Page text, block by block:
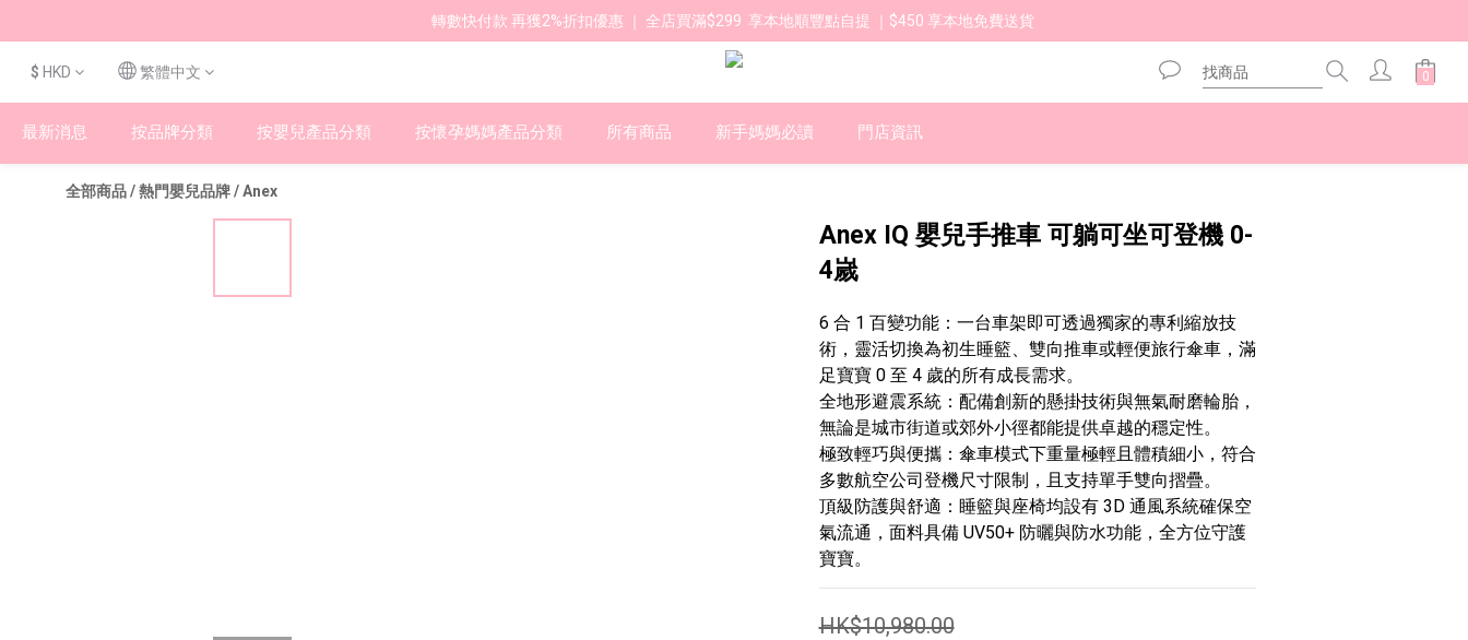
轉數快付款 再獲2%折扣優惠 ｜ 全店買滿$299  享本地順豐點自提 ｜$450 享本地免費送貨
$ HKD 繁體中文
最新消息 按品牌分類 按嬰兒產品分類 按懷孕媽媽產品分類 所有商品 新手媽媽必讀 門店資訊
全部商品/熱門嬰兒品牌/Anex
Anex IQ 嬰兒手推車 可躺可坐可登機 0-
4嵗
6 合 1 百變功能：一台車架即可透過獨家的專利縮放技
術，靈活切換為初生睡籃、雙向推車或輕便旅行傘車，滿
足寶寶 0 至 4 歲的所有成長需求。
全地形避震系統：配備創新的懸掛技術與無氣耐磨輪胎，
無論是城市街道或郊外小徑都能提供卓越的穩定性。
極致輕巧與便攜：傘車模式下重量極輕且體積細小，符合
多數航空公司登機尺寸限制，且支持單手雙向摺疊。
頂級防護與舒適：睡籃與座椅均設有 3D 通風系統確保空
氣流通，面料具備 UV50+ 防曬與防水功能，全方位守護
寶寶。
HK$10,980.00